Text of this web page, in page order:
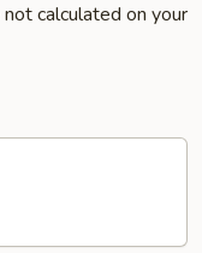
not calculated on your